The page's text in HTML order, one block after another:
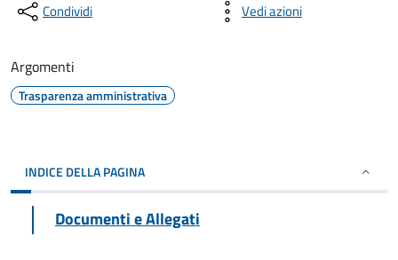
Condividi Vedi azioni
Argomenti
Trasparenza amministrativa
INDICE DELLA PAGINA
Documenti e Allegati